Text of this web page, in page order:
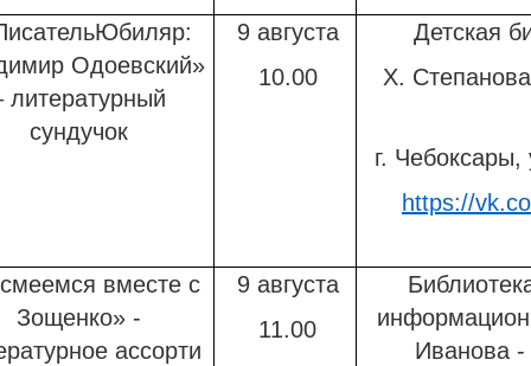
Одоевский»
литературный
сундучок
9 августа
10.00
Детская
Х.
г.
https://
вместе с
Зощенко» -
ассорти
9 августа
11.00
Иванова